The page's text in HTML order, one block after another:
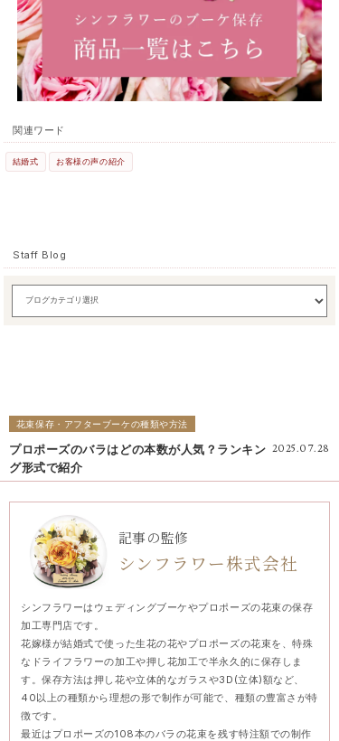
関連ワード
結婚式 お客様の声の紹介
Staff Blog
花束保存・アフターブーケの種類や方法
2025.07.28
プロポーズのバラはどの本数が人気？ランキン
グ形式で紹介
記事の監修
シンフラワー株式会社
シンフラワーはウェディングブーケやプロポーズの花束の保存
加工専門店です。
花嫁様が結婚式で使った生花の花やプロポーズの花束を、特殊
なドライフラワーの加工や押し花加工で半永久的に保存しま
す。保存方法は押し花や立体的なガラスや3D(立体)額など、
40以上の種類から理想の形で制作が可能で、種類の豊富さが特
徴です。
最近はプロポーズの108本のバラの花束を残す特注額での制作